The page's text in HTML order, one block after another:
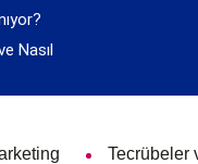
Nasıl
Tecrübeler